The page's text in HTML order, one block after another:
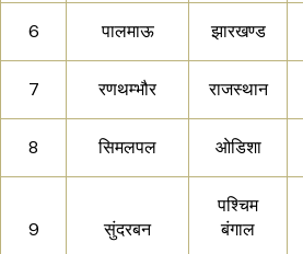
6 पालमाऊ झारखण्ड
7 रणथम्भौर राजस्थान
8 सिमलपल ओडिशा
9 सुंदरबन
पश्चिम
बंगाल